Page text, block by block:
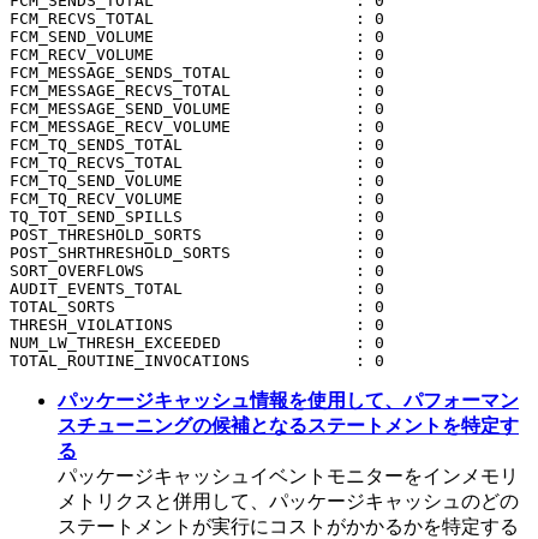
FCM_RECVS_TOTAL                     : 0
FCM_SEND_VOLUME                     : 0
FCM_RECV_VOLUME                     : 0
FCM_MESSAGE_SENDS_TOTAL             : 0
FCM_MESSAGE_RECVS_TOTAL             : 0
FCM_MESSAGE_SEND_VOLUME             : 0
FCM_MESSAGE_RECV_VOLUME             : 0
FCM_TQ_SENDS_TOTAL                  : 0
FCM_TQ_RECVS_TOTAL                  : 0
FCM_TQ_SEND_VOLUME                  : 0
FCM_TQ_RECV_VOLUME                  : 0
TQ_TOT_SEND_SPILLS                  : 0
POST_THRESHOLD_SORTS                : 0
POST_SHRTHRESHOLD_SORTS             : 0
SORT_OVERFLOWS                      : 0
AUDIT_EVENTS_TOTAL                  : 0
TOTAL_SORTS                         : 0
THRESH_VIOLATIONS                   : 0
NUM_LW_THRESH_EXCEEDED              : 0
TOTAL_ROUTINE_INVOCATIONS           : 0
パッケージキャッシュ情報を使用して、パフォーマン
スチューニングの候補となるステートメントを特定す
る
パッケージキャッシュイベントモニターをインメモリ
メトリクスと併用して、パッケージキャッシュのどの
ステートメントが実行にコストがかかるかを特定する